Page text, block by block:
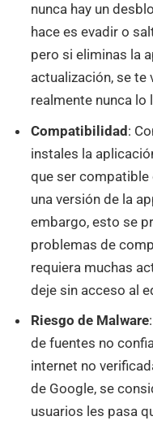
nunca hay un
hace es evadir o
pero si eliminas la
actualización, se te
realmente nunca lo
Compatibilidad:
instales la
que ser
una versión de la
embargo, esto se
problemas de
requiera muchas
deje sin acceso al
Riesgo de Malware
de fuentes no
internet no
de Google, se
usuarios les pasa